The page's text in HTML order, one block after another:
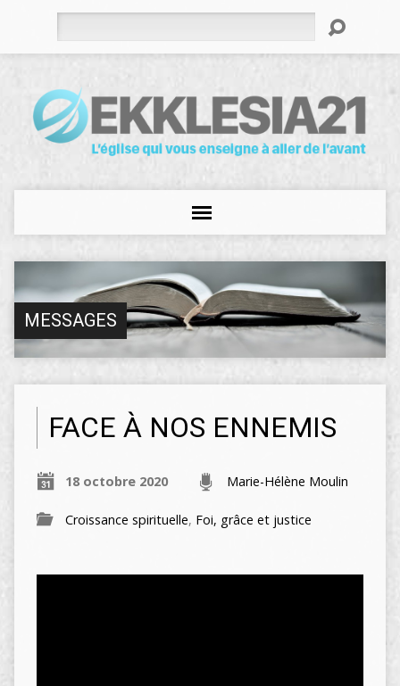
MESSAGES
FACE À NOS ENNEMIS
18 octobre 2020 Marie-Hélène Moulin
Croissance spirituelle, Foi, grâce et justice